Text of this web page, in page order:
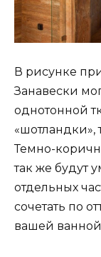
В рисунке
Занавески
однотонной
«шотландки»,
Темно-
так же будут
отдельных
сочетать по
вашей